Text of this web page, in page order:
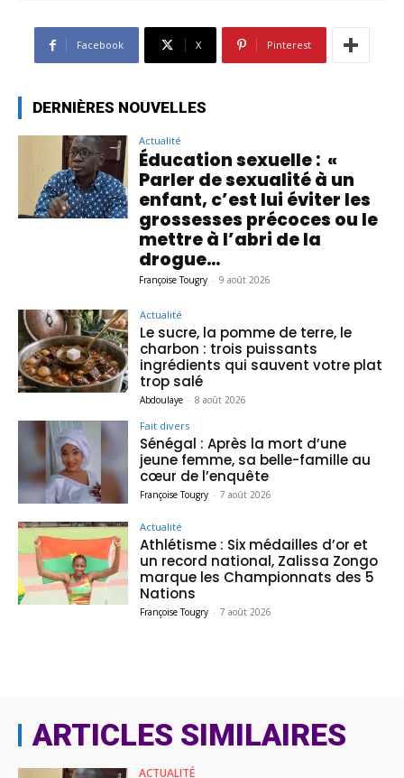
Facebook X Pinterest
DERNIÈRES NOUVELLES
Actualité
Éducation sexuelle : «
Parler de sexualité à un
enfant, c’est lui éviter les
grossesses précoces ou le
mettre à l’abri de la
drogue...
Françoise Tougry - 9 août 2026
Actualité
Le sucre, la pomme de terre, le
charbon : trois puissants
ingrédients qui sauvent votre plat
trop salé
Abdoulaye - 8 août 2026
Fait divers
Sénégal : Après la mort d’une
jeune femme, sa belle-famille au
cœur de l’enquête
Françoise Tougry - 7 août 2026
Actualité
Athlétisme : Six médailles d’or et
un record national, Zalissa Zongo
marque les Championnats des 5
Nations
Françoise Tougry - 7 août 2026
ARTICLES SIMILAIRES
ACTUALITÉ